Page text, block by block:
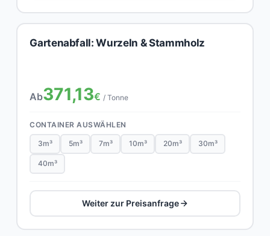
Gartenabfall: Wurzeln & Stammholz
Ab371,13€ / Tonne
CONTAINER AUSWÄHLEN
3m³ 5m³ 7m³ 10m³ 20m³ 30m³
40m³
Weiter zur Preisanfrage